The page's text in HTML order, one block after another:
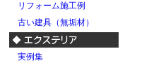
リフォーム施工例
古い建具（無垢材）
実例集